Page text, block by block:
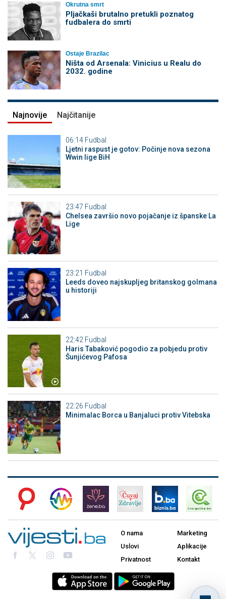
Okrutna smrt
Pljačkaši brutalno pretukli poznatog
fudbalera do smrti
Ostaje Brazilac
Ništa od Arsenala: Vinicius u Realu do
2032. godine
Najnovije Najčitanije
06:14 Fudbal
Ljetni raspust je gotov: Počinje nova sezona
Wwin lige BiH
23:47 Fudbal
Chelsea završio novo pojačanje iz španske La
Lige
23:21 Fudbal
Leeds doveo najskupljeg britanskog golmana
u historiji
22:42 Fudbal
Haris Tabaković pogodio za pobjedu protiv
Šunjićevog Pafosa
22:26 Fudbal
Minimalac Borca u Banjaluci protiv Vitebska
O nama
Uslovi
Privatnost
Marketing
Aplikacije
Kontakt